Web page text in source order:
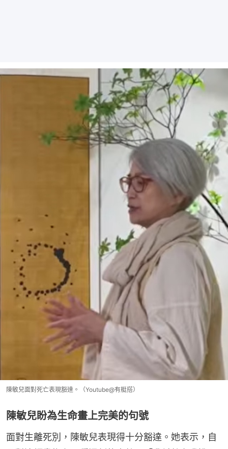
陳敏兒面對死亡表現豁達。（Youtube@有艇搭）
陳敏兒盼為生命畫上完美的句號
面對生離死別，陳敏兒表現得十分豁達。她表示，自